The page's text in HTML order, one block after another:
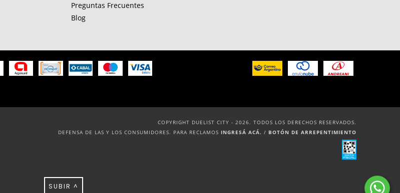
Preguntas Frecuentes
Blog
COPYRIGHT DUELIST CITY - 2026. TODOS LOS DERECHOS RESERVADOS.
DEFENSA DE LAS Y LOS CONSUMIDORES. PARA RECLAMOS INGRESÁ ACÁ. / BOTÓN DE ARREPENTIMIENTO
SUBIR ^